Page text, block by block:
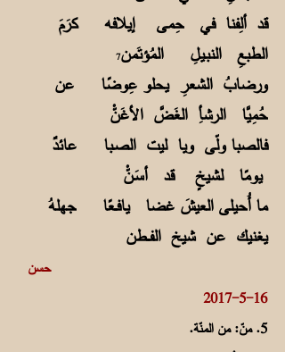
قد ألِفنا في حِمى إيلافه كرَمَ
الطبعِ النبـيـلِ المُؤتَمن7
ورضابُ الشعرِ يحلو عِوضًا عن
حُمِيَّا الرشأِ الغَضَّ الأغَنّْ
فالصبا ولّى ويا ليت الصـبا عائدٌ
يومًا لشيخٍ قد أسَـنّْ
ما أُحيلى العيشَ غضا يافــعًا جهلهُ
يغنيك عن شيخ الفـــطن
حسن
16-5-2017
5. منّ: من المنّة.